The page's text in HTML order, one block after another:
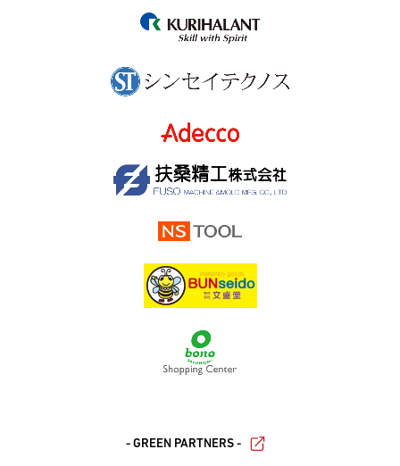
- GREEN PARTNERS -